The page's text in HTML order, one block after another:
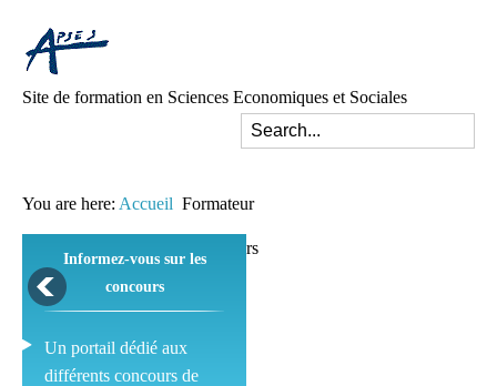
Site de formation en Sciences Economiques et Sociales
You are here: Accueil Formateur
Informez-vous sur les
concours
Un portail dédié aux
différents concours de